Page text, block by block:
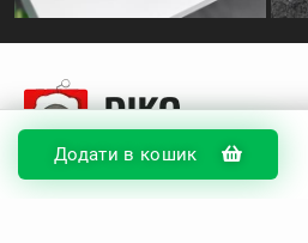
Додати в кошик